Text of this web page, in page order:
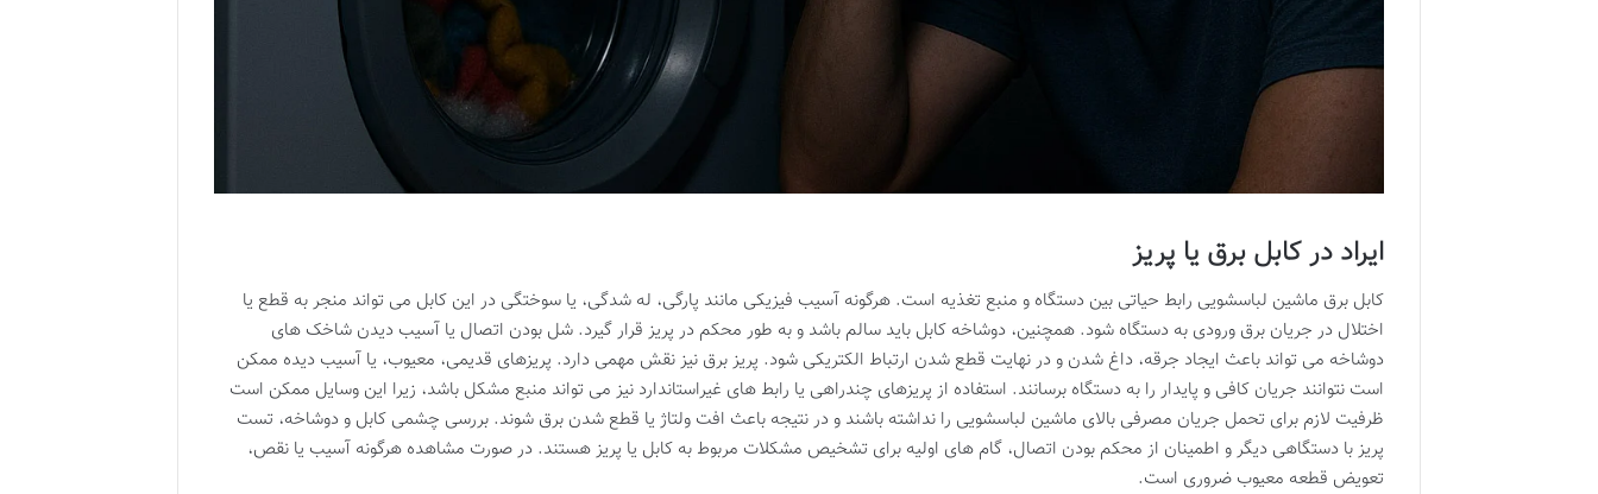
ایراد در کابل برق یا پریز
کابل برق ماشین لباسشویی رابط حیاتی بین دستگاه و منبع تغذیه است. هرگونه آسیب فیزیکی مانند پارگی، له شدگی، یا سوختگی در این کابل می تواند منجر به قطع یا
اختلال در جریان برق ورودی به دستگاه شود. همچنین، دوشاخه کابل باید سالم باشد و به طور محکم در پریز قرار گیرد. شل بودن اتصال یا آسیب دیدن شاخک های
دوشاخه می تواند باعث ایجاد جرقه، داغ شدن و در نهایت قطع شدن ارتباط الکتریکی شود. پریز برق نیز نقش مهمی دارد. پریزهای قدیمی، معیوب، یا آسیب دیده ممکن
است نتوانند جریان کافی و پایدار را به دستگاه برسانند. استفاده از پریزهای چندراهی یا رابط های غیراستاندارد نیز می تواند منبع مشکل باشد، زیرا این وسایل ممکن است
ظرفیت لازم برای تحمل جریان مصرفی بالای ماشین لباسشویی را نداشته باشند و در نتیجه باعث افت ولتاژ یا قطع شدن برق شوند. بررسی چشمی کابل و دوشاخه، تست
پریز با دستگاهی دیگر و اطمینان از محکم بودن اتصال، گام های اولیه برای تشخیص مشکلات مربوط به کابل یا پریز هستند. در صورت مشاهده هرگونه آسیب یا نقص،
تعویض قطعه معیوب ضروری است.